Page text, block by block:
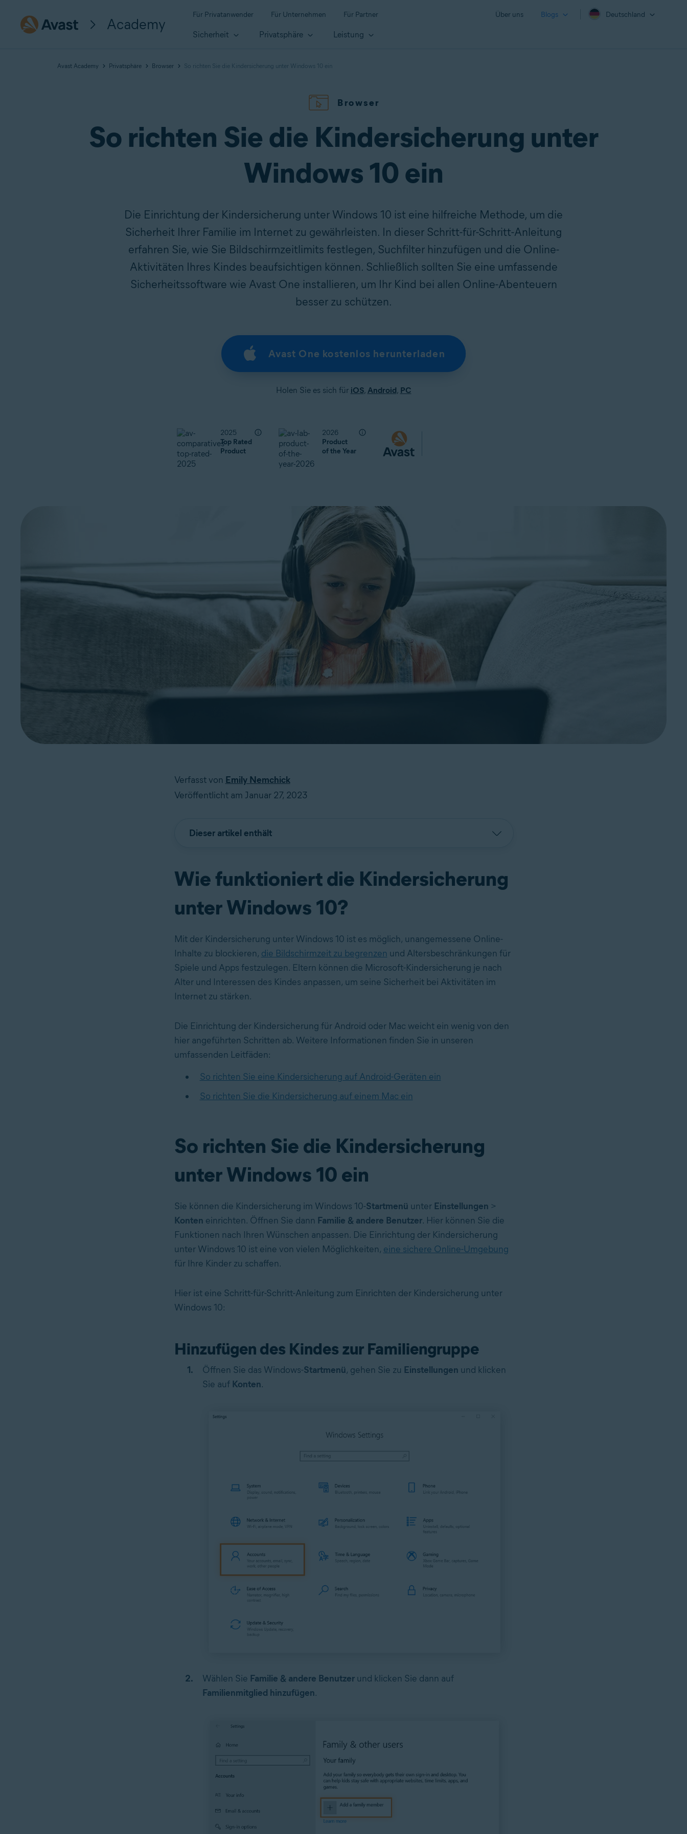
Academy
Für Privatanwender Für Unternehmen Für Partner Über uns Blogs Deutschland
Sicherheit Privatsphäre Leistung
Avast Academy Privatsphäre Browser So richten Sie die Kindersicherung unter Windows 10 ein
Browser
So richten Sie die Kindersicherung unter
Windows 10 ein
Die Einrichtung der Kindersicherung unter Windows 10 ist eine hilfreiche Methode, um die
Sicherheit Ihrer Familie im Internet zu gewährleisten. In dieser Schritt-für-Schritt-Anleitung
erfahren Sie, wie Sie Bildschirmzeitlimits festlegen, Suchfilter hinzufügen und die Online-
Aktivitäten Ihres Kindes beaufsichtigen können. Schließlich sollten Sie eine umfassende
Sicherheitssoftware wie Avast One installieren, um Ihr Kind bei allen Online-Abenteuern
besser zu schützen.
Avast One kostenlos herunterladen
Holen Sie es sich für iOS, Android, PC
2025
Top Rated
Product
2026
Product
of the Year
Verfasst von Emily Nemchick
Veröffentlicht am Januar 27, 2023
Dieser artikel enthält
Wie funktioniert die Kindersicherung
unter Windows 10?
Mit der Kindersicherung unter Windows 10 ist es möglich, unangemessene Online-
Inhalte zu blockieren, die Bildschirmzeit zu begrenzen und Altersbeschränkungen für
Spiele und Apps festzulegen. Eltern können die Microsoft-Kindersicherung je nach
Alter und Interessen des Kindes anpassen, um seine Sicherheit bei Aktivitäten im
Internet zu stärken.
Die Einrichtung der Kindersicherung für Android oder Mac weicht ein wenig von den
hier angeführten Schritten ab. Weitere Informationen finden Sie in unseren
umfassenden Leitfäden:
So richten Sie eine Kindersicherung auf Android-Geräten ein
So richten Sie die Kindersicherung auf einem Mac ein
So richten Sie die Kindersicherung
unter Windows 10 ein
Sie können die Kindersicherung im Windows 10-Startmenü unter Einstellungen >
Konten einrichten. Öffnen Sie dann Familie & andere Benutzer. Hier können Sie die
Funktionen nach Ihren Wünschen anpassen. Die Einrichtung der Kindersicherung
unter Windows 10 ist eine von vielen Möglichkeiten, eine sichere Online-Umgebung
für Ihre Kinder zu schaffen.
Hier ist eine Schritt-für-Schritt-Anleitung zum Einrichten der Kindersicherung unter
Windows 10:
Hinzufügen des Kindes zur Familiengruppe
Öffnen Sie das Windows-Startmenü, gehen Sie zu Einstellungen und klicken
Sie auf Konten.
Wählen Sie Familie & andere Benutzerund klicken Sie dann auf
Familienmitglied hinzufügen.